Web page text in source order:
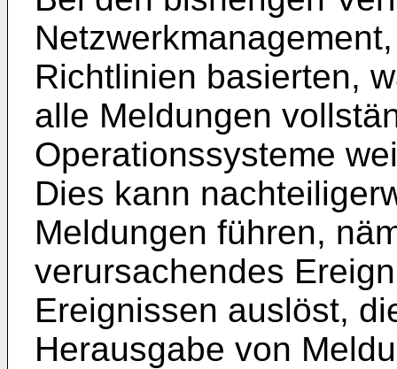
Richtlinien basierten,
alle Meldungen
Operationssysteme
Dies kann
Meldungen führen,
verursachendes
Ereignissen auslöst,
Herausgabe von